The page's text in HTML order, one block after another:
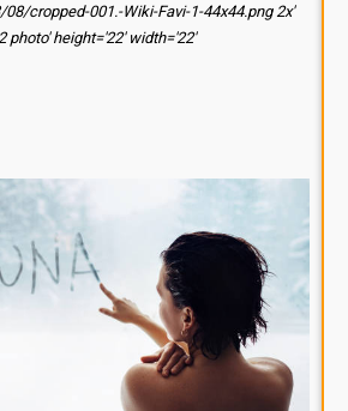
cropped-001.-Wiki-Favi-1-44x44.png 2x'
photo' height='22' width='22'